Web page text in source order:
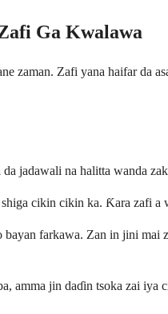
Ga Kwalawa
zaman. Zafi yana haifar
jadawali na halitta wanda
cikin cikin ka. Ƙara zafi
farkawa. Zan in jini mai
amma jin daɗin tsoka zai